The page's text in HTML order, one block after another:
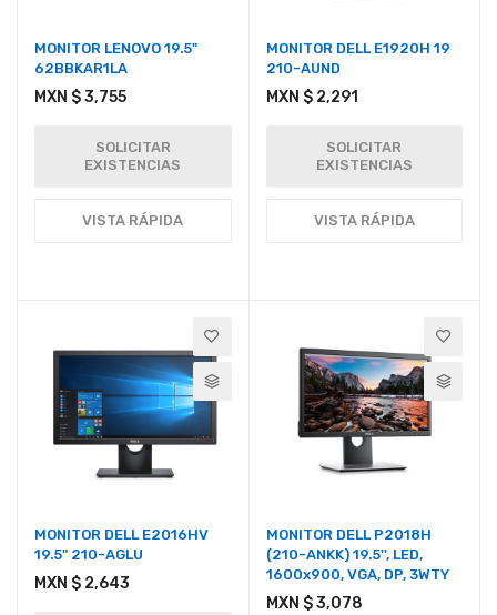
MONITOR LENOVO 19.5"
62BBKAR1LA
MXN $ 3,755
SOLICITAR
EXISTENCIAS
VISTA RÁPIDA
MONITOR DELL E1920H 19
210-AUND
MXN $ 2,291
SOLICITAR
EXISTENCIAS
VISTA RÁPIDA
MONITOR DELL E2016HV
19.5" 210-AGLU
MXN $ 2,643
MONITOR DELL P2018H
(210-ANKK) 19.5'', LED,
1600x900, VGA, DP, 3WTY
MXN $ 3,078